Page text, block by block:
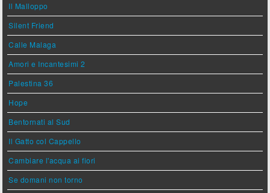
Il Malloppo
Silent Friend
Calle Malaga
Amori e Incantesimi 2
Palestina 36
Hope
Bentornati al Sud
Il Gatto col Cappello
Cambiare l'acqua ai fiori
Se domani non torno